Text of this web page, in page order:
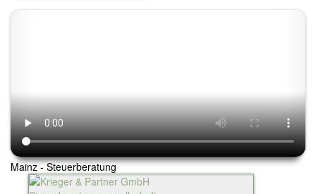
Spenden & Verschenken
Mainz - Steuerberatung